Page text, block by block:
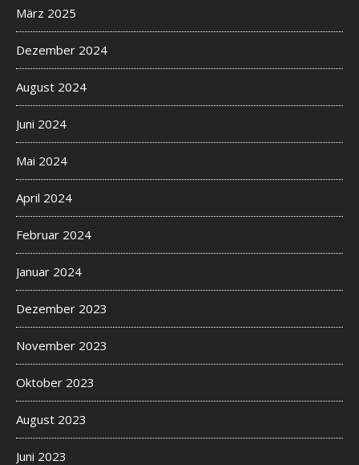
März 2025
Dezember 2024
August 2024
Juni 2024
Mai 2024
April 2024
Februar 2024
Januar 2024
Dezember 2023
November 2023
Oktober 2023
August 2023
Juni 2023